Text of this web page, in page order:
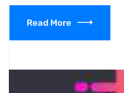
Read More